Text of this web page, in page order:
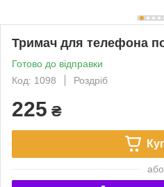
Тримач для телефона
Готово до відправки
Код: 1098
Роздріб
225 ₴
або